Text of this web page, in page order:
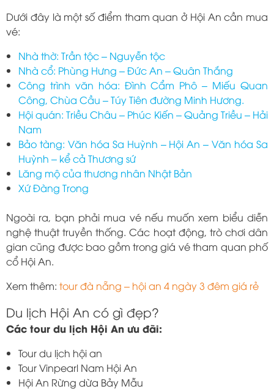
Dưới đây là một số điểm tham quan ở Hội An cần mua
vé:
Nhà thờ: Trần tộc – Nguyễn tộc
Nhà cổ: Phùng Hưng – Đức An – Quân Thắng
Công trình văn hóa: Đình Cẩm Phô – Miếu Quan
Công, Chùa Cầu – Túy Tiên đường Minh Hương.
Hội quán: Triều Châu – Phúc Kiến – Quảng Triều – Hải
Nam
Bảo tàng: Văn hóa Sa Huỳnh – Hội An – Văn hóa Sa
Huỳnh – kể cả Thương sứ
Lăng mộ của thương nhân Nhật Bản
Xứ Đàng Trong
Ngoài ra, bạn phải mua vé nếu muốn xem biểu diễn
nghệ thuật truyền thống. Các hoạt động, trò chơi dân
gian cũng được bao gồm trong giá vé tham quan phố
cổ Hội An.
Xem thêm: tour đà nẵng – hội an 4 ngày 3 đêm giá rẻ
Du lịch Hội An có gì đẹp?
Các tour du lịch Hội An ưu đãi:
Tour du lịch hội an
Tour Vinpearl Nam Hội An
Hội An Rừng dừa Bảy Mẫu